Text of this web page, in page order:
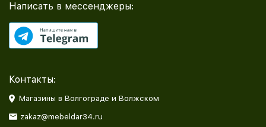
Написать в мессенджеры:
Контакты:
Магазины в Волгограде и Волжском
zakaz@mebeldar34.ru